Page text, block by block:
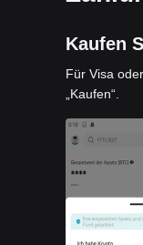
Kaufen
Für Visa
„Kaufen“.